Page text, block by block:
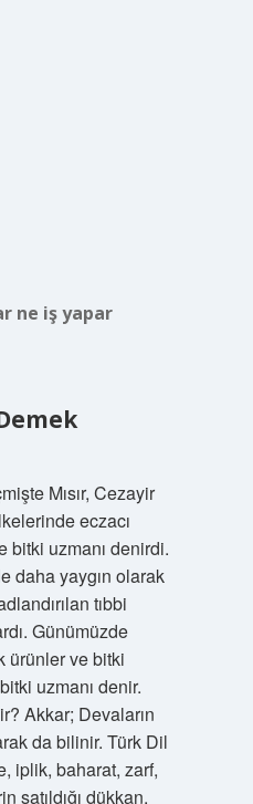
ne iş yapar
Mısır, Cezayir
eczacı
bitki uzmanı denirdi.
daha yaygın olarak
tıbbi
Günümüzde
ürünler ve bitki
uzmanı denir.
Akkar; Devaların
da bilinir. Türk Dil
iplik, baharat, zarf,
satıldığı dükkan.